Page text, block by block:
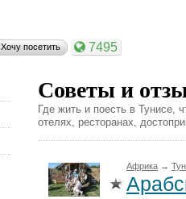
Хочу посетить 7495
Советы и
Где жить и поесть в Тунисе,
отелях, ресторанах,
Африка →